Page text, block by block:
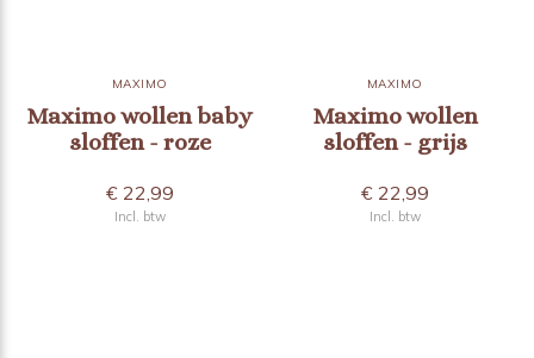
MAXIMO
Maximo wollen baby
sloffen - roze
€ 22,99
Incl. btw
MAXIMO
Maximo wollen
sloffen - grijs
€ 22,99
Incl. btw